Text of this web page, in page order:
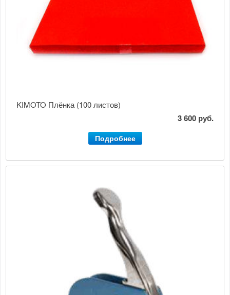
KIMOTO Плёнка (100 листов)
3 600 руб.
Подробнее